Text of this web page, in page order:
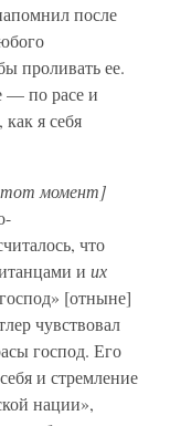
после
проливать ее.
— по расе и
я себя
момент]
что
и их
[отныне]
чувствовал
господ. Его
и стремление
нации»,